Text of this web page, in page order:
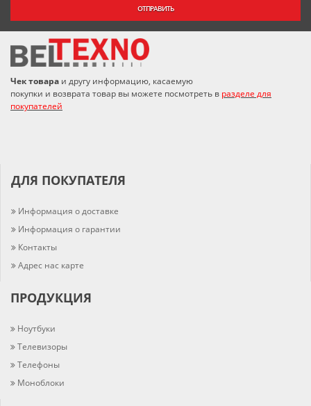
ОТПРАВИТЬ
Чек товара и другу информацию, касаемую
покупки и возврата товар вы можете посмотреть в разделе для
покупателей
ДЛЯ ПОКУПАТЕЛЯ
Информация о доставке
Информация о гарантии
Контакты
Адрес нас карте
ПРОДУКЦИЯ
Ноутбуки
Телевизоры
Телефоны
Моноблоки